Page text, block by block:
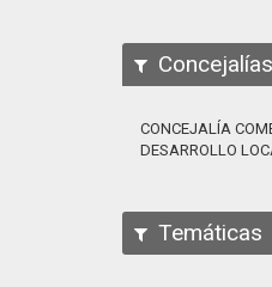
Concejalías
CONCEJALÍA
DESARROLLO
Temáticas